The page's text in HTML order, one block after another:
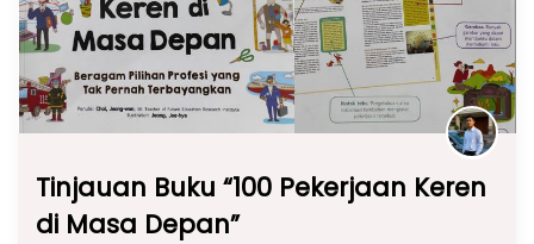
Tinjauan Buku “100 Pekerjaan Keren
di Masa Depan”